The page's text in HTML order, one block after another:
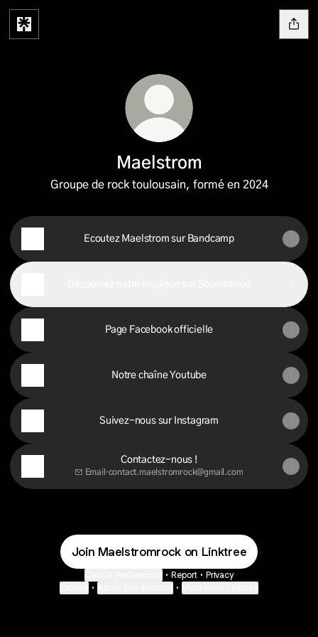
Maelstrom
Groupe de rock toulousain, formé en 2024
Ecoutez Maelstrom sur Bandcamp
Page Facebook officielle
Notre chaîne Youtube
Suivez-nous sur Instagram
Contactez-nous !
Email ·contact.maelstromrock@gmail.com
Join Maelstromrock on Linktree
• Report • Privacy
• •